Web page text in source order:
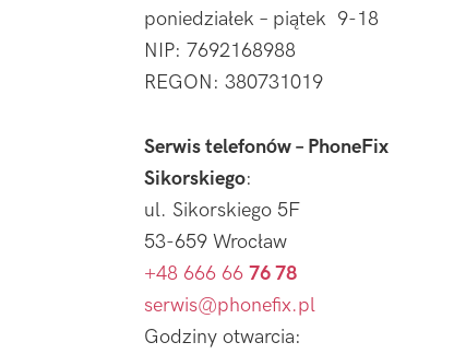
poniedziałek – piątek 9-18
NIP: 7692168988
REGON: 380731019
Serwis telefonów – PhoneFix
Sikorskiego:
ul. Sikorskiego 5F
53-659 Wrocław
+48 666 66 76 78
serwis@phonefix.pl
Godziny otwarcia: